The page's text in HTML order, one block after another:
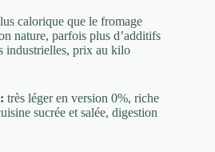
calorique que le fromage
nature, parfois plus d’additifs
industrielles, prix au kilo
très léger en version 0%, riche
sucrée et salée, digestion